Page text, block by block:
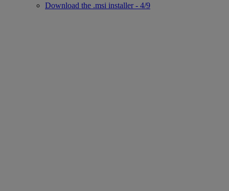
Download the .msi installer - 4/9